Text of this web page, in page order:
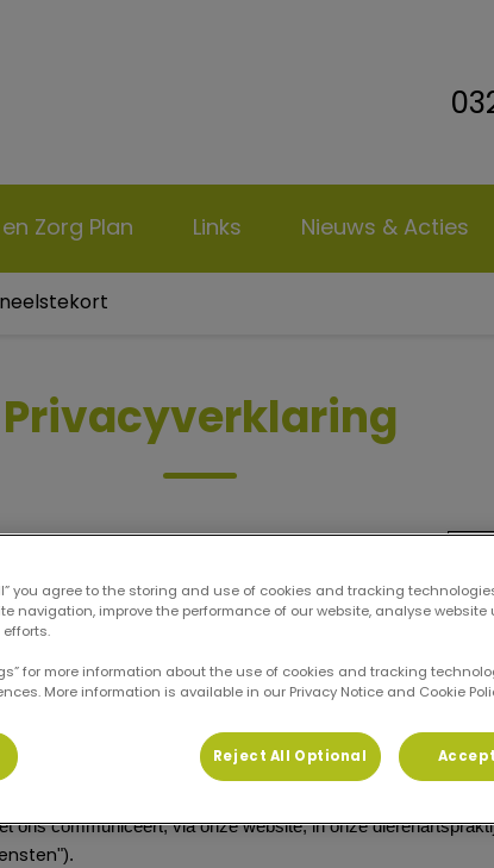
Zorg Plan Links Nieuws & Acties
Privacyverklaring
"ons") zet zich in voor de bescherming van uw
") wordt uitgelegd hoe wij informatie over u verzamelen,
kunnen delen en welke rechten u heeft. Deze
ons communiceert, via onze website, in onze
").
you agree to the storing and use of cookies and tracking
navigation, improve the performance of our website, analyse website
for more information about the use of cookies and tracking
More information is available in our Privacy Notice and Cookie
Reject All Optional